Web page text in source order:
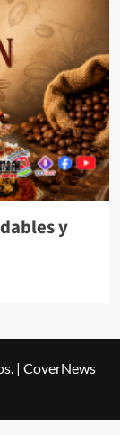
y
| CoverNews